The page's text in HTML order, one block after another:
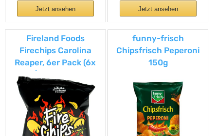
Jetzt ansehen Jetzt ansehen
Fireland Foods
Firechips Carolina
Reaper, 6er Pack (6x
50g) | Kartoffelchips
mit der schärfsten
Chilisorte der Welt |
schärfste Chips
funny-frisch
Chipsfrisch Peperoni
150g